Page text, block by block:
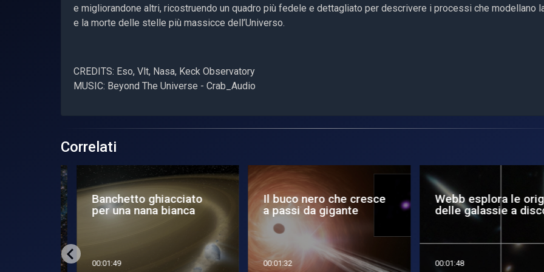
e migliorandone altri, ricostruendo un quadro più fedele e dettagliato per descrivere i processi che modellano
e la morte delle stelle più massicce dell’Universo.
CREDITS: Eso, Vlt, Nasa, Keck Observatory
MUSIC: Beyond The Universe - Crab_Audio
Correlati
Banchetto ghiacciato
per una nana bianca
00:01:49
Il buco nero che cresce
a passi da gigante
00:01:32
Webb esplora le
delle galassie a disco
00:01:48